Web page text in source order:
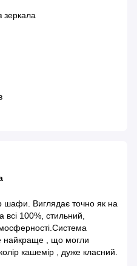
шафи. Виглядає точно як на
всі 100%, стильний,
найкраще , що могли
кашемір , дуже класний.